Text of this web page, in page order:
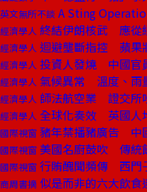
英文無所不談 A Sting
經濟學人 終結伊朗核武 應從
經濟學人 迴避壟斷指控 蘋果
經濟學人 投資人發燒 中國官
經濟學人 氣候異常 溫度、雨
經濟學人 師法航空業 證交所
經濟學人 全球化奏效 英國人
國際視窗 豬年禁播豬廣告 中
國際視窗 美國名廚鼓吹 傳統
國際視窗 行賄醜聞頻傳 西門
商周書摘 似是而非的六大飲食